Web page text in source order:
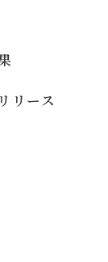
リース